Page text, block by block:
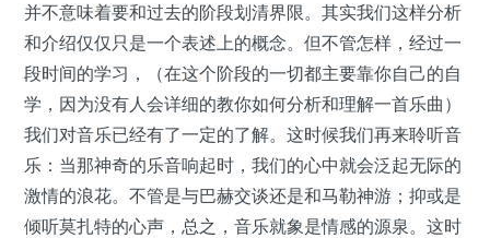
并不意味着要和过去的阶段划清界限。其实我们这样分析
和介绍仅仅只是一个表述上的概念。但不管怎样，经过一
段时间的学习，（在这个阶段的一切都主要靠你自己的自
学，因为没有人会详细的教你如何分析和理解一首乐曲）
我们对音乐已经有了一定的了解。这时候我们再来聆听音
乐：当那神奇的乐音响起时，我们的心中就会泛起无际的
激情的浪花。不管是与巴赫交谈还是和马勒神游；抑或是
倾听莫扎特的心声，总之，音乐就象是情感的源泉。这时